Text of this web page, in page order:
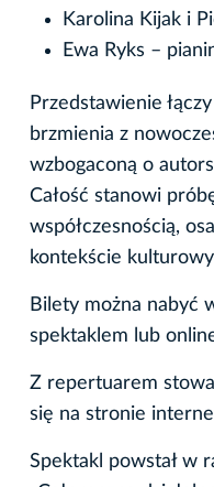
Karolina Kijak i
Ewa Ryks –
Przedstawienie
brzmienia z
wzbogaconą o
Całość stanowi
współczesnością,
kontekście
Bilety można nabyć
spektaklem lub
Z repertuarem
się na stronie
Spektakl powstał w